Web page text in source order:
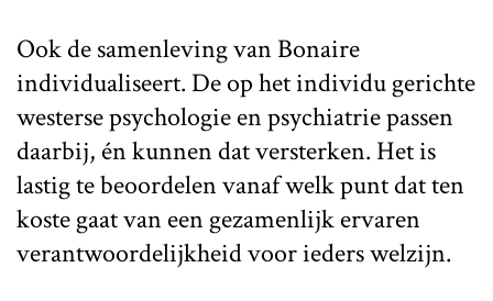
Ook de samenleving van Bonaire
individualiseert. De op het individu gerichte
westerse psychologie en psychiatrie passen
daarbij, én kunnen dat versterken. Het is
lastig te beoordelen vanaf welk punt dat ten
koste gaat van een gezamenlijk ervaren
verantwoordelijkheid voor ieders welzijn.